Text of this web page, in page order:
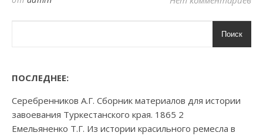
Поиск
ПОСЛЕДНЕЕ:
Серебренников А.Г. Сборник материалов для истории
завоевания Туркестанского края. 1865 2
Емельяненко Т.Г. Из истории красильного ремесла в